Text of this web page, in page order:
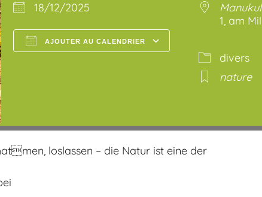
18/12/2025
AJOUTER AU CALENDRIER
Calendrier
1, am
divers
nature
loslassen – die Natur ist eine der